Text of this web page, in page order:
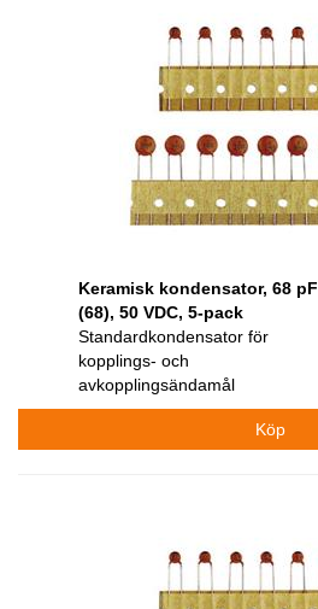
Keramisk kondensator, 68 pF
(68), 50 VDC, 5-pack
Standardkondensator för
kopplings- och
avkopplingsändamål